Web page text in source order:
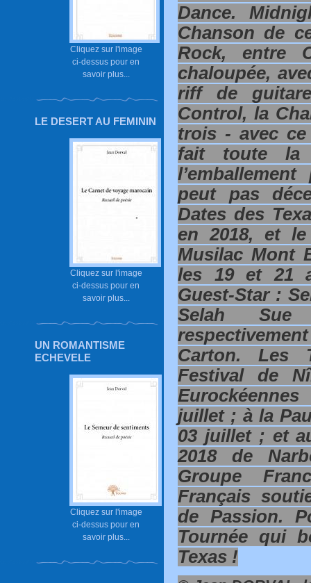
Cliquez sur l'image
ci-dessus pour en
savoir plus...
LE DESERT AU FEMININ
Cliquez sur l'image
ci-dessus pour en
savoir plus...
UN ROMANTISME
ECHEVELE
Cliquez sur l'image
ci-dessus pour en
savoir plus...
Dance.
Chanson de
Rock, entre
chaloupée,
riff de
Control, la
trois - avec
fait toute la
peut pas
Dates des
en 2018, et
Musilac Mont
les 19 et 21
Guest-Star :
Selah
Carton. Les
Festival de
juillet ; à la
03 juillet ; et
2018 de
Groupe
Français
de Passion.
Tournée qui
Texas !